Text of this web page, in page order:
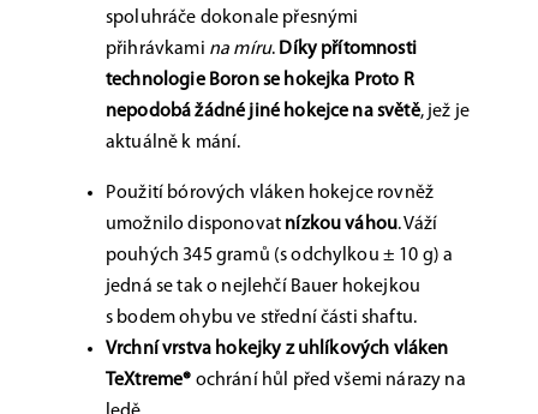
spoluhráče dokonale přesnými
přihrávkami na míru. Díky přítomnosti
technologie Boron se hokejka Proto R
nepodobá žádné jiné hokejce na světě, jež je
aktuálně k mání.
Použití bórových vláken hokejce rovněž
umožnilo disponovat nízkou váhou. Váží
pouhých 345 gramů (s odchylkou ± 10 g) a
jedná se tak o nejlehčí Bauer hokejkou
s bodem ohybu ve střední části shaftu.
Vrchní vrstva hokejky z uhlíkových vláken
TeXtreme® ochrání hůl před všemi nárazy na